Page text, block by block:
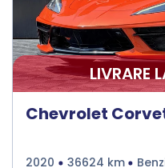
LIVRARE
Chevrolet
2020 36624 km